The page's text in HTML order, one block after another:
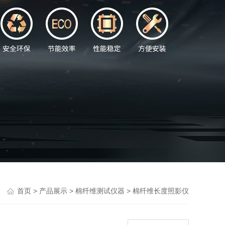
首页 > 产品展示 > 棉纤维测试仪器 > 棉纤维长度照影仪